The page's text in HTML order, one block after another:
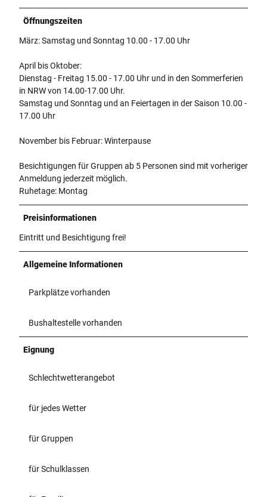
Öffnungszeiten
März: Samstag und Sonntag 10.00 - 17.00 Uhr
April bis Oktober:
Dienstag - Freitag 15.00 - 17.00 Uhr und in den Sommerferien
in NRW von 14.00-17.00 Uhr.
Samstag und Sonntag und an Feiertagen in der Saison 10.00 -
17.00 Uhr
November bis Februar: Winterpause
Besichtigungen für Gruppen ab 5 Personen sind mit vorheriger
Anmeldung jederzeit möglich.
Ruhetage: Montag
Preisinformationen
Eintritt und Besichtigung frei!
Allgemeine Informationen
Parkplätze vorhanden
Bushaltestelle vorhanden
Eignung
Schlechtwetterangebot
für jedes Wetter
für Gruppen
für Schulklassen